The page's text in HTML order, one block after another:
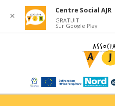
✕
Centre Social AJR
GRATUIT
Sur Google Play